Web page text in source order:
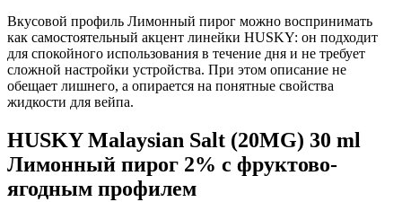
Вкусовой профиль Лимонный пирог можно воспринимать
как самостоятельный акцент линейки HUSKY: он подходит
для спокойного использования в течение дня и не требует
сложной настройки устройства. При этом описание не
обещает лишнего, а опирается на понятные свойства
жидкости для вейпа.
HUSKY Malaysian Salt (20MG) 30 ml
Лимонный пирог 2% с фруктово-
ягодным профилем